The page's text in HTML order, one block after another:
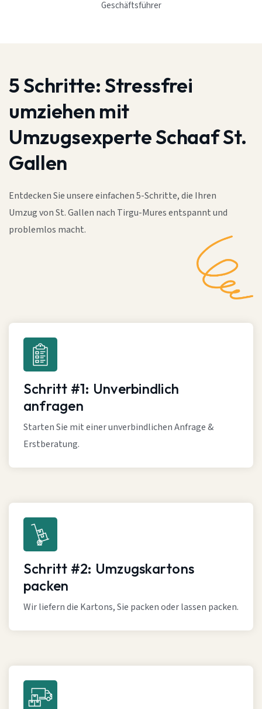
Geschäftsführer
5 Schritte:Stressfrei
umziehen mit
Umzugsexperte Schaaf St.
Gallen
Entdecken Sie unsere einfachen 5-Schritte, die Ihren
Umzug von St. Gallen nach Tirgu-Mures entspannt und
problemlos macht.
Schritt #1: Unverbindlich
anfragen
Starten Sie mit einer unverbindlichen Anfrage &
Erstberatung.
Schritt #2: Umzugskartons
packen
Wir liefern die Kartons, Sie packen oder lassen packen.